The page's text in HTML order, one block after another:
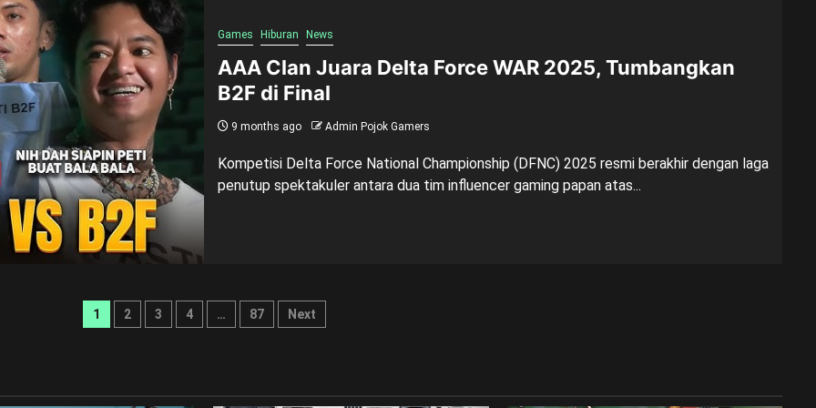
Games Hiburan News
AAA Clan Juara Delta Force WAR 2025, Tumbangkan
B2F di Final
9 months ago Admin Pojok Gamers
Kompetisi Delta Force National Championship (DFNC) 2025 resmi berakhir dengan laga
penutup spektakuler antara dua tim influencer gaming papan atas...
Posts
1 2 3 4 … 87 Next